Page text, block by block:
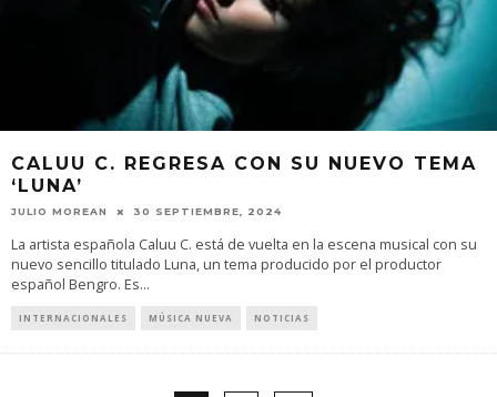
CALUU C. REGRESA CON SU NUEVO TEMA
‘LUNA’
JULIO MOREAN 30 SEPTIEMBRE, 2024
La artista española Caluu C. está de vuelta en la escena musical con su
nuevo sencillo titulado Luna, un tema producido por el productor
español Bengro. Es...
INTERNACIONALES MÚSICA NUEVA NOTICIAS